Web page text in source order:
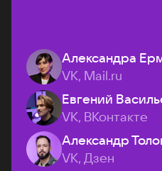
Александра
VK, Mail.ru
Евгений
VK, ВКонтакте
Александр
VK, Дзен